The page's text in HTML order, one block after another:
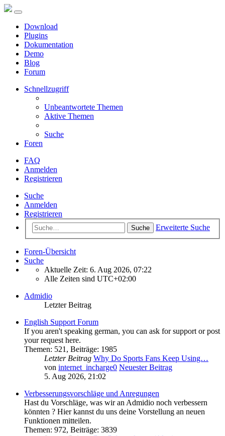
Download
Plugins
Dokumentation
Demo
Blog
Forum
Schnellzugriff
Unbeantwortete Themen
Aktive Themen
Suche
Foren
FAQ
Anmelden
Registrieren
Suche
Anmelden
Registrieren
Suche Erweiterte Suche
Foren-Übersicht
Suche
Aktuelle Zeit: 6. Aug 2026, 07:22
Alle Zeiten sind UTC+02:00
Admidio
Letzter Beitrag
English Support Forum
If you aren't speaking german, you can ask for support or post
your request here.
Themen: 521 , Beiträge: 1985
Letzter Beitrag Why Do Sports Fans Keep Using…
von internet_incharge0 Neuester Beitrag
5. Aug 2026, 21:02
Verbesserungsvorschläge und Anregungen
Hast du Vorschläge, was wir an Admidio noch verbessern
könnten ? Hier kannst du uns deine Vorstellung an neuen
Funktionen mitteilen.
Themen: 972, Beiträge: 3839